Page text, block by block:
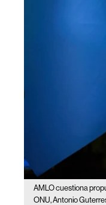
AMLO cuestiona
ONU, Antonio